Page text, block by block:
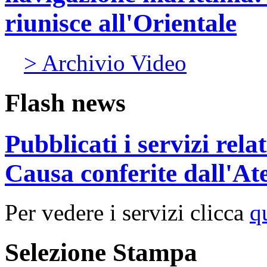
riunisce all'Orientale
> Archivio Video
Flash news
Pubblicati i servizi
Causa conferite
Per vedere i servizi clicca
Selezione Stampa